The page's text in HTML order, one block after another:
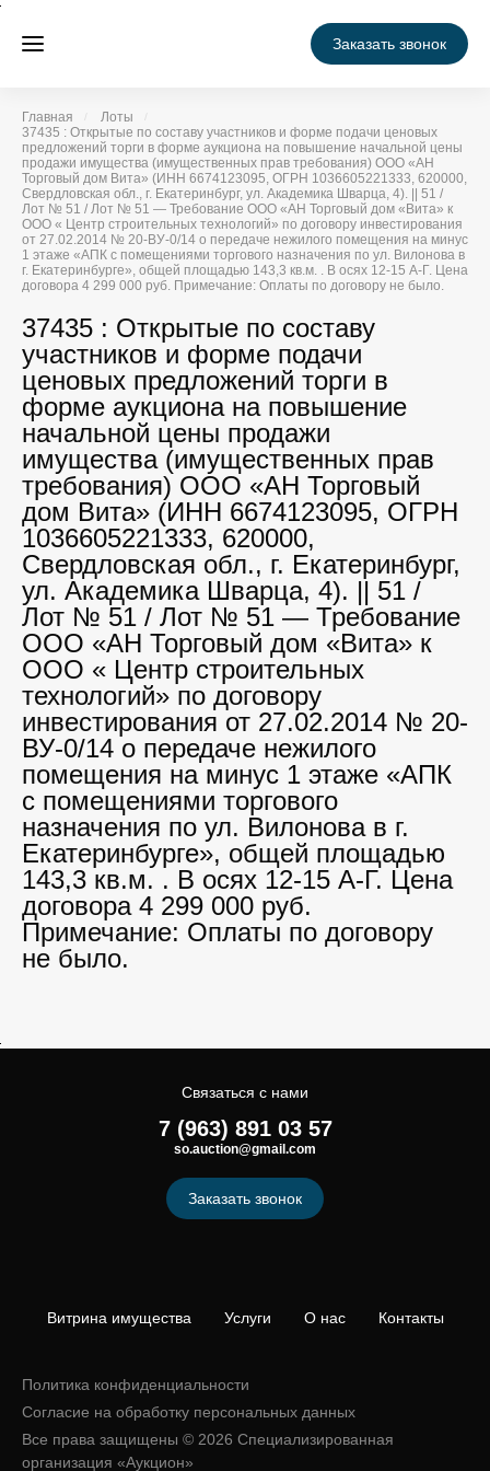
Заказать звонок
Главная
Лоты
37435 : Открытые по составу участников и форме подачи ценовых
предложений торги в форме аукциона на повышение начальной цены
продажи имущества (имущественных прав требования) ООО «АН
Торговый дом Вита» (ИНН 6674123095, ОГРН 1036605221333, 620000,
Свердловская обл., г. Екатеринбург, ул. Академика Шварца, 4). || 51 /
Лот № 51 / Лот № 51 — Требование ООО «АН Торговый дом «Вита» к
ООО « Центр строительных технологий» по договору инвестирования
от 27.02.2014 № 20-ВУ-0/14 о передаче нежилого помещения на минус
1 этаже «АПК с помещениями торгового назначения по ул. Вилонова в
г. Екатеринбурге», общей площадью 143,3 кв.м. . В осях 12-15 А-Г. Цена
договора 4 299 000 руб. Примечание: Оплаты по договору не было.
37435 : Открытые по составу
участников и форме подачи
ценовых предложений торги в
форме аукциона на повышение
начальной цены продажи
имущества (имущественных прав
требования) ООО «АН Торговый
дом Вита» (ИНН 6674123095, ОГРН
1036605221333, 620000,
Свердловская обл., г. Екатеринбург,
ул. Академика Шварца, 4). || 51 /
Лот № 51 / Лот № 51 — Требование
ООО «АН Торговый дом «Вита» к
ООО « Центр строительных
технологий» по договору
инвестирования от 27.02.2014 № 20-
ВУ-0/14 о передаче нежилого
помещения на минус 1 этаже «АПК
с помещениями торгового
назначения по ул. Вилонова в г.
Екатеринбурге», общей площадью
143,3 кв.м. . В осях 12-15 А-Г. Цена
договора 4 299 000 руб.
Примечание: Оплаты по договору
не было.
Витрина имущества Услуги О нас Контакты
Политика конфиденциальности
Согласие на обработку персональных данных
Все права защищены © 2026 Специализированная
организация «Аукцион»
Связаться с нами
7 (963) 891 03 57
so.auction@gmail.com
Заказать звонок